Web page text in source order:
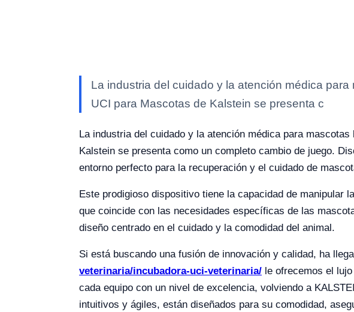
La industria del cuidado y la atención médica
UCI para Mascotas de Kalstein se presenta c
La industria del cuidado y la atención médica para
Kalstein se presenta como un completo cambio de juego.
entorno perfecto para la recuperación y el cuidado de
Este prodigioso dispositivo tiene la capacidad de manipular
que coincide con las necesidades específicas de las
diseño centrado en el cuidado y la comodidad del animal.
Si está buscando una fusión de innovación y calidad, ha
veterinaria/incubadora-uci-veterinaria/ le ofrecemos el
cada equipo con un nivel de excelencia, volviendo a
intuitivos y ágiles, están diseñados para su comodidad,